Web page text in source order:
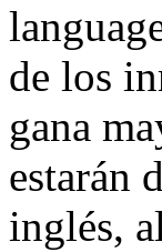
de los
gana
estarán
inglés,